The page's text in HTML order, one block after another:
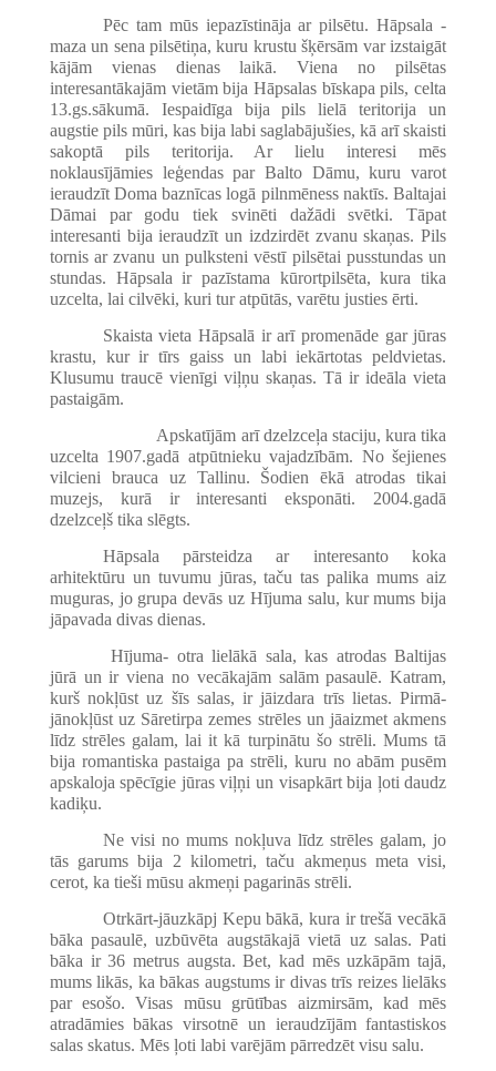
Pēc tam mūs iepazīstināja ar pilsētu. Hāpsala -
maza un sena pilsētiņa, kuru krustu šķērsām var izstaigāt
kājām vienas dienas laikā. Viena no pilsētas
interesantākajām vietām bija Hāpsalas bīskapa pils, celta
13.gs.sākumā. Iespaidīga bija pils lielā teritorija un
augstie pils mūri, kas bija labi saglabājušies, kā arī skaisti
sakoptā pils teritorija. Ar lielu interesi mēs
noklausījāmies leģendas par Balto Dāmu, kuru varot
ieraudzīt Doma baznīcas logā pilnmēness naktīs. Baltajai
Dāmai par godu tiek svinēti dažādi svētki. Tāpat
interesanti bija ieraudzīt un izdzirdēt zvanu skaņas. Pils
tornis ar zvanu un pulksteni vēstī pilsētai pusstundas un
stundas. Hāpsala ir pazīstama kūrortpilsēta, kura tika
uzcelta, lai cilvēki, kuri tur atpūtās, varētu justies ērti.
Skaista vieta Hāpsalā ir arī promenāde gar jūras
krastu, kur ir tīrs gaiss un labi iekārtotas peldvietas.
Klusumu traucē vienīgi viļņu skaņas. Tā ir ideāla vieta
pastaigām.
Apskatījām arī dzelzceļa staciju, kura tika
uzcelta 1907.gadā atpūtnieku vajadzībām. No šejienes
vilcieni brauca uz Tallinu. Šodien ēkā atrodas tikai
muzejs, kurā ir interesanti eksponāti. 2004.gadā
dzelzceļš tika slēgts.
Hāpsala pārsteidza ar interesanto koka
arhitektūru un tuvumu jūras, taču tas palika mums aiz
muguras, jo grupa devās uz Hījuma salu, kur mums bija
jāpavada divas dienas.
Hījuma- otra lielākā sala, kas atrodas Baltijas
jūrā un ir viena no vecākajām salām pasaulē. Katram,
kurš nokļūst uz šīs salas, ir jāizdara trīs lietas. Pirmā-
jānokļūst uz Sāretirpa zemes strēles un jāaizmet akmens
līdz strēles galam, lai it kā turpinātu šo strēli. Mums tā
bija romantiska pastaiga pa strēli, kuru no abām pusēm
apskaloja spēcīgie jūras viļņi un visapkārt bija ļoti daudz
kadiķu.
Ne visi no mums nokļuva līdz strēles galam, jo
tās garums bija 2 kilometri, taču akmeņus meta visi,
cerot, ka tieši mūsu akmeņi pagarinās strēli.
Otrkārt-jāuzkāpj Kepu bākā, kura ir trešā vecākā
bāka pasaulē, uzbūvēta augstākajā vietā uz salas. Pati
bāka ir 36 metrus augsta. Bet, kad mēs uzkāpām tajā,
mums likās, ka bākas augstums ir divas trīs reizes lielāks
par esošo. Visas mūsu grūtības aizmirsām, kad mēs
atradāmies bākas virsotnē un ieraudzījām fantastiskos
salas skatus. Mēs ļoti labi varējām pārredzēt visu salu.